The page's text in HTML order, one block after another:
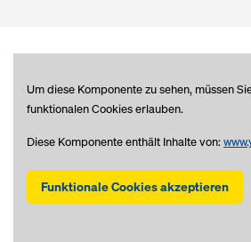
Um diese Komponente zu sehen, müssen
funktionalen Cookies erlauben.
Diese Komponente enthält Inhalte von:
Funktionale Cookies akzeptieren